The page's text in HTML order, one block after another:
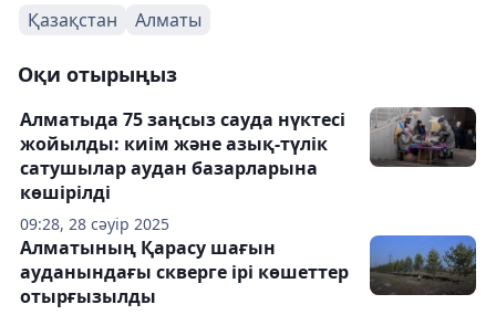
Қазақстан Алматы
Оқи отырыңыз
09:28, 28 сәуір 2025
Алматыда 75 заңсыз сауда нүктесі
жойылды: киім және азық-түлік
сатушылар аудан базарларына
көшірілді
Алматының Қарасу шағын
ауданындағы скверге ірі көшеттер
отырғызылды